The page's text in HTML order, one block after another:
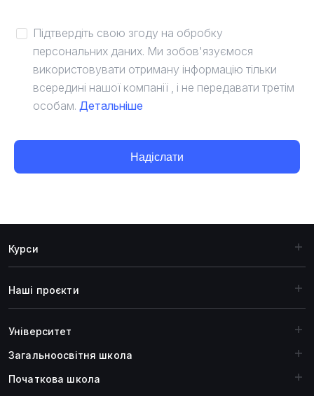
Підтвердіть свою згоду на обробку
персональних даних. Ми зобов'язуємося
використовувати отриману інформацію тільки
всередині нашої компанії , і не передавати третім
особам. Детальніше
Надіслати
Курси
Наші проєкти
Університет
Загальноосвiтня школа
Початкова школа